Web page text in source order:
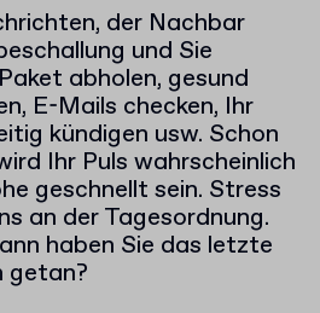
der Nachbar
und Sie
abholen, gesund
E-Mails checken, Ihr
kündigen usw. Schon
Ihr Puls wahrscheinlich
geschnellt sein. Stress
an der Tagesordnung.
haben Sie das letzte
getan?